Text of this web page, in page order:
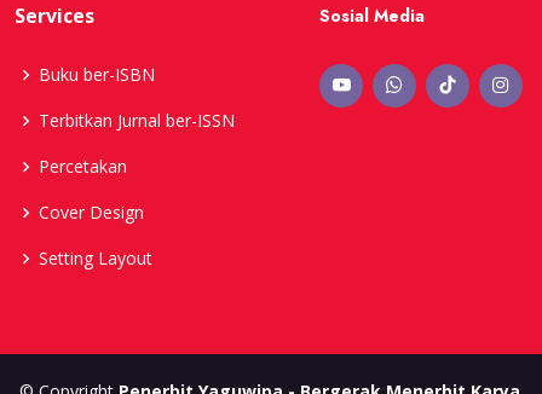
Services
Buku ber-ISBN
Terbitkan Jurnal ber-ISSN
Percetakan
Cover Design
Setting Layout
Sosial Media